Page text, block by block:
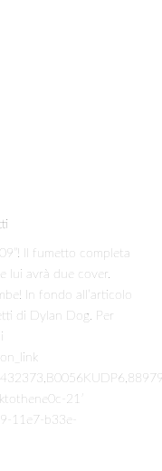
Il fumetto completa
lui avrà due cover.
In fondo all’articolo
di Dylan Dog. Per
21′
11e7-b33e-